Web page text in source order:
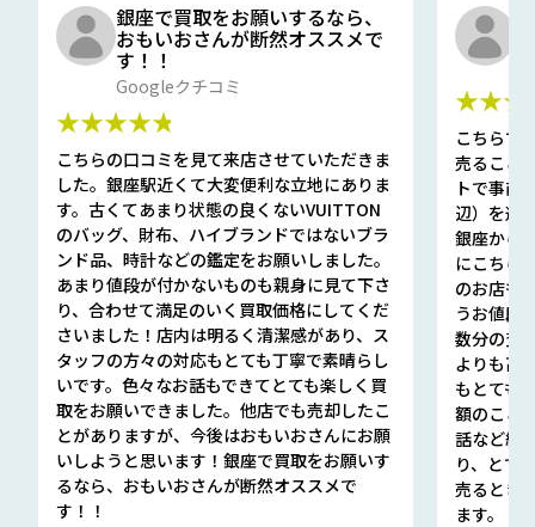
銀座で買取をお願いするなら、
おもいおさんが断然オススメで
す！！
Googleクチコミ
★★★★★
こちらの口コミを見て来店させていただきま
した。銀座駅近くて大変便利な立地にありま
す。古くてあまり状態の良くないVUITTON
のバッグ、財布、ハイブランドではないブラ
ンド品、時計などの鑑定をお願いしました。
あまり値段が付かないものも親身に見て下さ
り、合わせて満足のいく買取価格にしてくだ
さいました！店内は明るく清潔感があり、ス
タッフの方々の対応もとても丁寧で素晴らし
いです。色々なお話もできてとても楽しく買
取をお願いできました。他店でも売却したこ
とがありますが、今後はおもいおさんにお願
いしようと思います！銀座で買取をお願いす
るなら、おもいおさんが断然オススメで
す！！
こちらで
売ること
トで事前
辺）を選
銀座から
にこちら
のお店も
うお値段
数分の査
よりも高
もとても
額のこと
話など細
り、とて
売るとき
ます。